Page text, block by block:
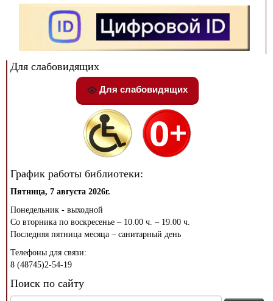
Для слабовидящих
Для слабовидящих
График работы библиотеки:
Пятница, 7 августа 2026г.
Понедельник - выходной
Со вторника по воскресенье – 10.00 ч. – 19.00 ч.
Последняя пятница месяца – санитарный день
Телефоны для связи:
8 (48745)2-54-19
Поиск по сайту